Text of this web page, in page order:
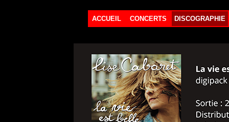
ACCUEIL CONCERTS DISCOGRAPHIE